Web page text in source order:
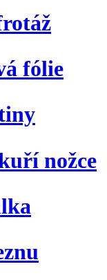
fólie
nožce